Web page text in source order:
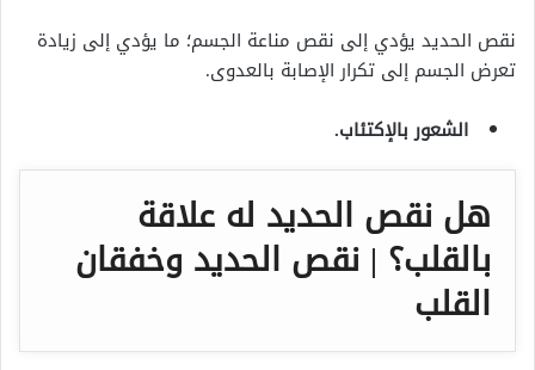
نقص الحديد يؤدي إلى نقص مناعة الجسم؛ ما يؤدي إلى زيادة
تعرض الجسم إلى تكرار الإصابة بالعدوى.
الشعور بالإكتئاب.
هل نقص الحديد له علاقة
بالقلب؟ | نقص الحديد وخفقان
القلب